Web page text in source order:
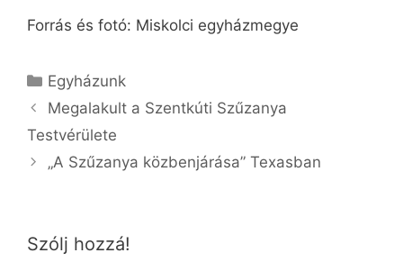
Forrás és fotó: Miskolci egyházmegye
Kategória
Egyházunk
Megalakult a Szentkúti Szűzanya
Testvérülete
„A Szűzanya közbenjárása” Texasban
Szólj hozzá!